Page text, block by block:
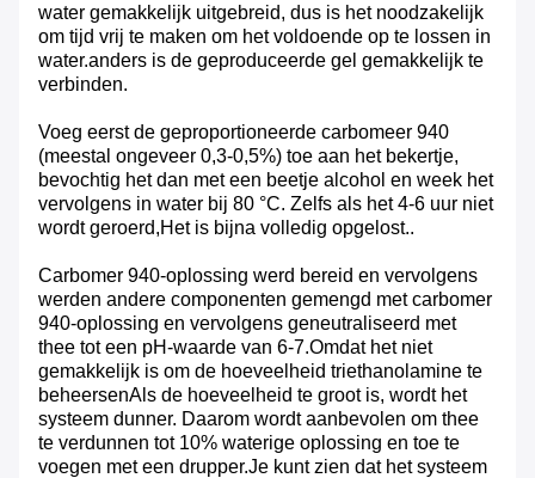
water gemakkelijk uitgebreid, dus is het noodzakelijk
om tijd vrij te maken om het voldoende op te lossen in
water.anders is de geproduceerde gel gemakkelijk te
verbinden.
Voeg eerst de geproportioneerde carbomeer 940
(meestal ongeveer 0,3-0,5%) toe aan het bekertje,
bevochtig het dan met een beetje alcohol en week het
vervolgens in water bij 80 °C. Zelfs als het 4-6 uur niet
wordt geroerd,Het is bijna volledig opgelost..
Carbomer 940-oplossing werd bereid en vervolgens
werden andere componenten gemengd met carbomer
940-oplossing en vervolgens geneutraliseerd met
thee tot een pH-waarde van 6-7.Omdat het niet
gemakkelijk is om de hoeveelheid triethanolamine te
beheersenAls de hoeveelheid te groot is, wordt het
systeem dunner. Daarom wordt aanbevolen om thee
te verdunnen tot 10% waterige oplossing en toe te
voegen met een drupper.Je kunt zien dat het systeem